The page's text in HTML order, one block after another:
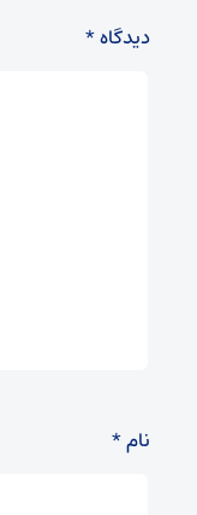
دیدگاه*
نام*